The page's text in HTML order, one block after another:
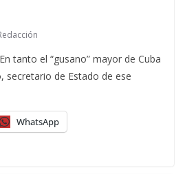
tanto el “gusano” mayor de Cuba
secretario de Estado de ese
WhatsApp